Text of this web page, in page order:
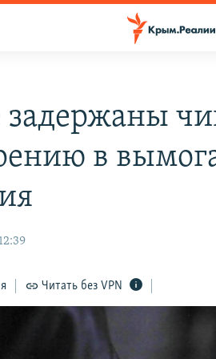
задержаны
в
Читать без VPN